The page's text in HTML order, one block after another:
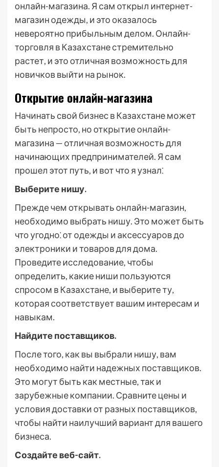
онлайн-магазина. Я сам открыл интернет-
магазин одежды, и это оказалось
невероятно прибыльным делом. Онлайн-
торговля в Казахстане стремительно
растет, и это отличная возможность для
новичков выйти на рынок.
Открытие онлайн-магазина
Начинать свой бизнес в Казахстане может
быть непросто, но открытие онлайн-
магазина — отличная возможность для
начинающих предпринимателей. Я сам
прошел этот путь, и вот что я узнал⁚
Выберите нишу.
Прежде чем открывать онлайн-магазин,
необходимо выбрать нишу. Это может быть
что угодно⁚ от одежды и аксессуаров до
электроники и товаров для дома.
Проведите исследование, чтобы
определить, какие ниши пользуются
спросом в Казахстане, и выберите ту,
которая соответствует вашим интересам и
навыкам.
Найдите поставщиков.
После того, как вы выбрали нишу, вам
необходимо найти надежных поставщиков.
Это могут быть как местные, так и
зарубежные компании. Сравните цены и
условия доставки от разных поставщиков,
чтобы найти наилучший вариант для вашего
бизнеса.
Создайте веб-сайт.